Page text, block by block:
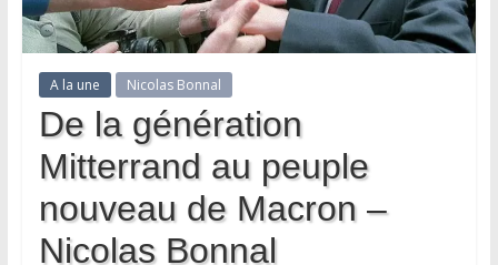
A la une Nicolas Bonnal
De la génération
Mitterrand au peuple
nouveau de Macron –
Nicolas Bonnal